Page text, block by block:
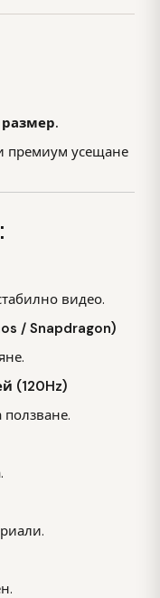
премиум усещане
видео.
/ Snapdragon)
(120Hz)